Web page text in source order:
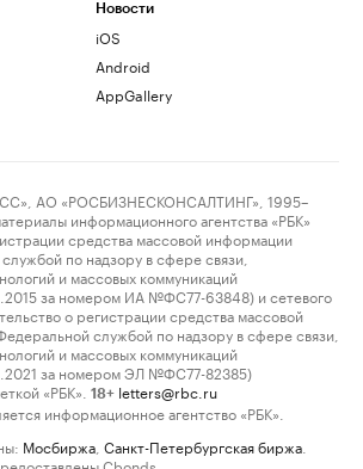
Новости
iOS
Android
AppGallery
АО «РОСБИЗНЕСКОНСАЛТИНГ», 1995–
информационного агентства «РБК»
средства массовой информации
по надзору в сфере связи,
и массовых коммуникаций
за номером ИА №ФС77-63848) и сетевого
о регистрации средства массовой
службой по надзору в сфере связи,
и массовых коммуникаций
за номером ЭЛ №ФС77-82385)
«РБК».
18+ letters@rbc.ru
информационное агентство «РБК».
Мосбиржа Санкт-Петербургская биржа